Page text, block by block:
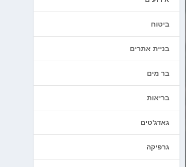
ביטוח
בניית אתרים
בר מים
בריאות
גאדג'טים
גרפיקה